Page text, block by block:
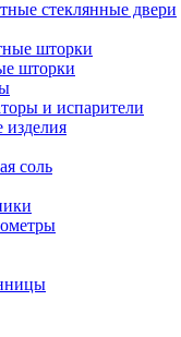
стеклянные двери
шторки
шторки
и испарители
изделия
соль